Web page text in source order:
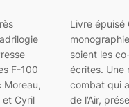
F-100
Moreau,
et Cyril
Livre épuisé
soient les
écrites. Une
combat qui
de l’Air,